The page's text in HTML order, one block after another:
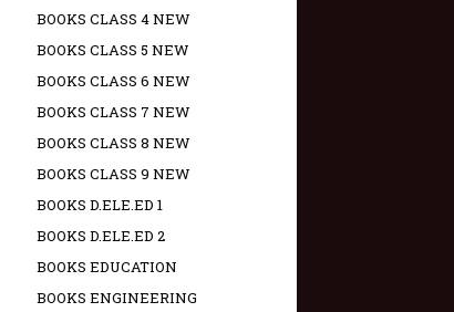
BOOKS CLASS 4 NEW
BOOKS CLASS 5 NEW
BOOKS CLASS 6 NEW
BOOKS CLASS 7 NEW
BOOKS CLASS 8 NEW
BOOKS CLASS 9 NEW
BOOKS D.ELE.ED 1
BOOKS D.ELE.ED 2
BOOKS EDUCATION
BOOKS ENGINEERING